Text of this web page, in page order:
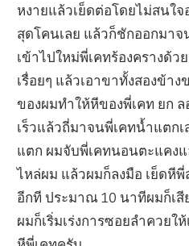
หงายแล้วเย็ดต่อโดยไม่สนใ
สุดโคนเลย แล้วก็ชักออกมา
เข้าไปใหม่พี่เคทร้องครางด้ว
เรื่อยๆ แล้วเอาขาทั้งสองข้า
ของผมทำให้หีของพี่เคท ยก
เร็วแล้วถี่มาจนพี่เคทน้ำแตก
แตก ผมจับพี่เคทนอนตะแคง
ไหล่ผม แล้วผมก็ลงมือ เย็ดหี
อีกที ประมาณ 10 นาทีผมก็เ
ผมก็เริ่มเร่งการซอยลำควย